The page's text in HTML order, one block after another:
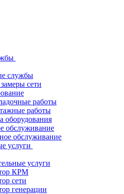
службы
сети
работы
работы
оборудования
обслуживание
обслуживание
услуги
услуги
КРМ
сети
генерации